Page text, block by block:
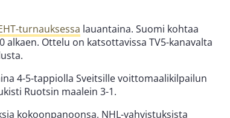
turnauksessa lauantaina. Suomi kohtaa
alkaen. Ottelu on katsottavissa TV5-kanavalta
4-5-tappiolla Sveitsille voittomaalikilpailun
Ruotsin maalein 3-1.
kokoonpanoonsa. NHL-vahvistuksista